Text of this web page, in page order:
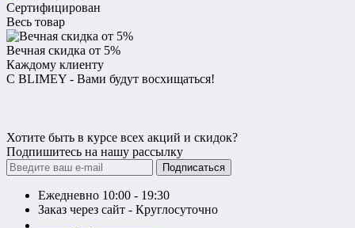
Сертифицирован
Весь товар
Вечная скидка от 5%
Каждому клиенту
С BLIMEY - Вами будут восхищаться!
Хотите быть в курсе всех акций и скидок?
Подпишитесь на нашу рассылку
Подписаться
Ежедневно 10:00 - 19:30
Заказ через сайт - Круглосуточно